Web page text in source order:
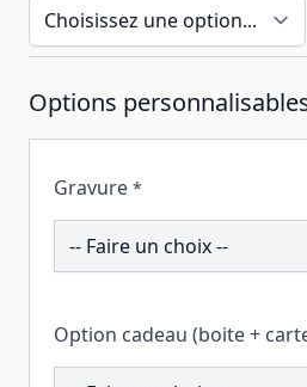
Options
Gravure *
194081
Option cadeau (boite +
258788